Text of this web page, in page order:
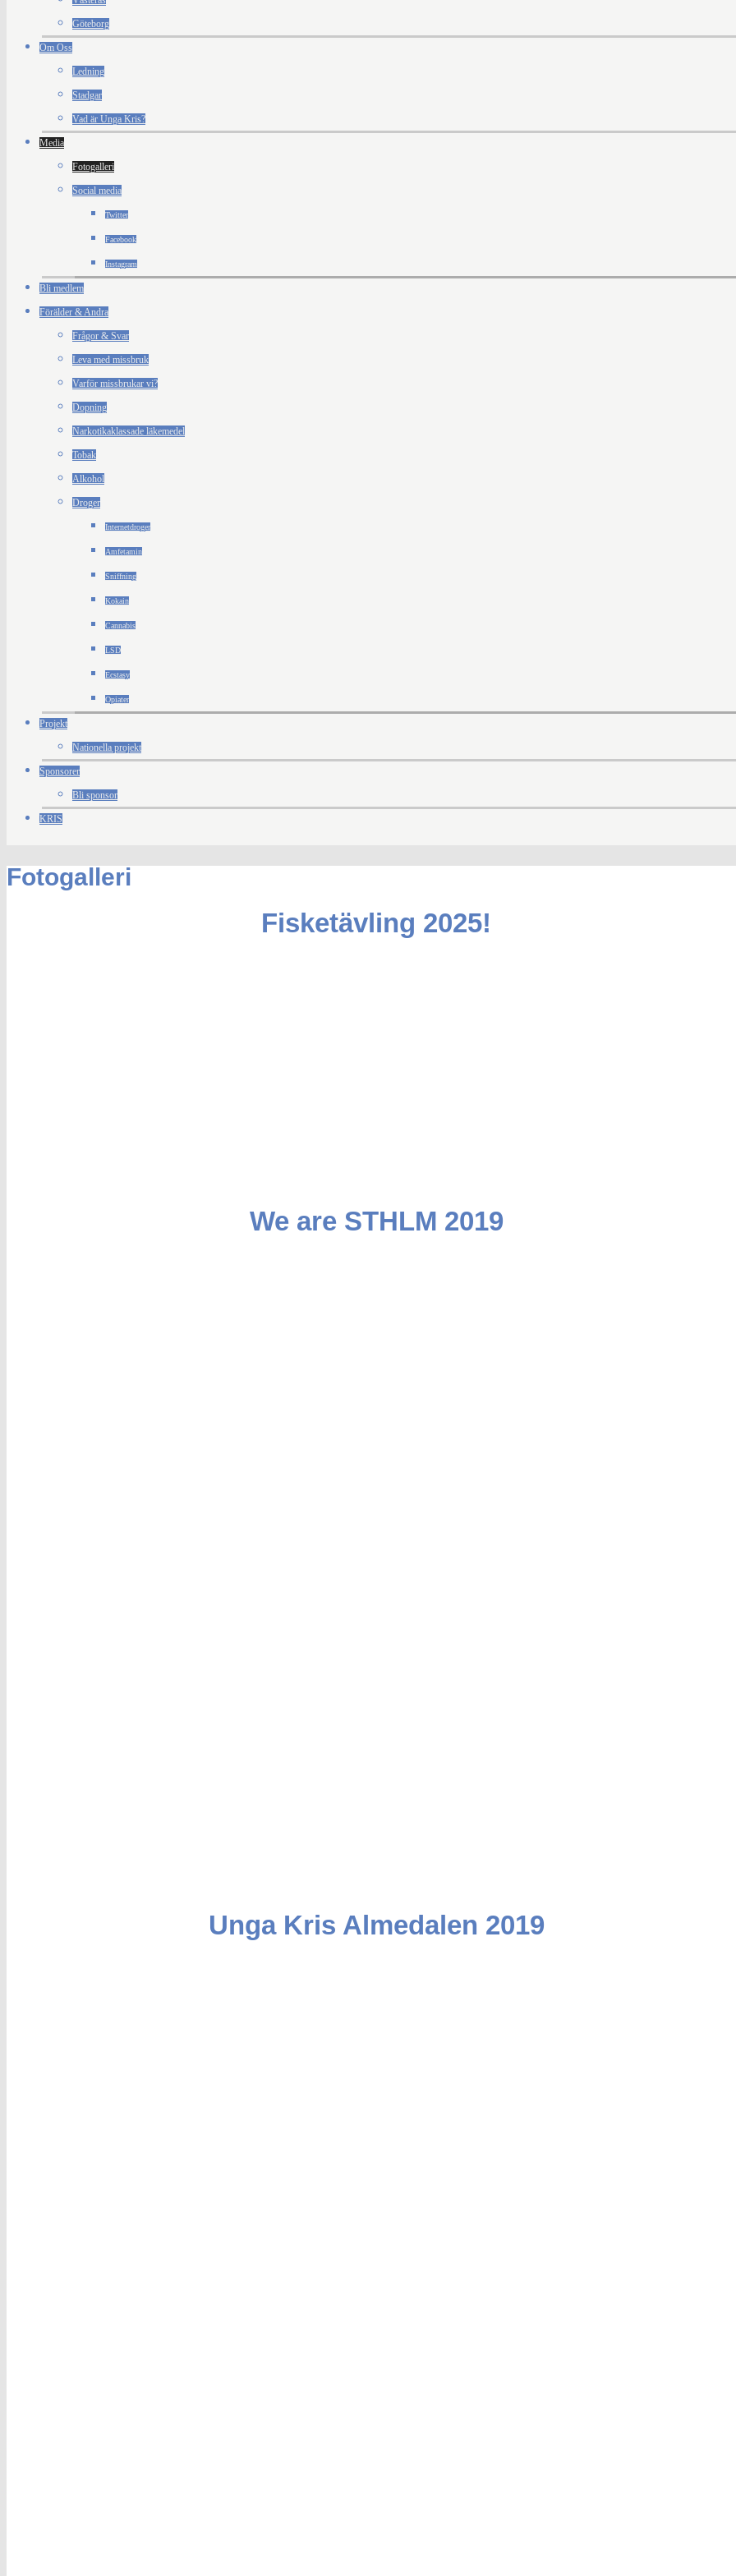
Göteborg
Om Oss
Ledning
Stadgar
Vad är Unga Kris?
Media
Fotogalleri
Social media
Twitter
Facebook
Instagram
Bli medlem
Förälder & Andra
Frågor & Svar
Leva med missbruk
Varför missbrukar vi?
Dopning
Narkotikaklassade läkemedel
Tobak
Alkohol
Droger
Internetdroger
Amfetamin
Sniffning
Kokain
Cannabis
LSD
Ecstasy
Opiater
Projekt
Nationella projekt
Sponsorer
Bli sponsor
KRIS
Fotogalleri
Fisketävling 2025!
We are STHLM 2019
Unga Kris Almedalen 2019